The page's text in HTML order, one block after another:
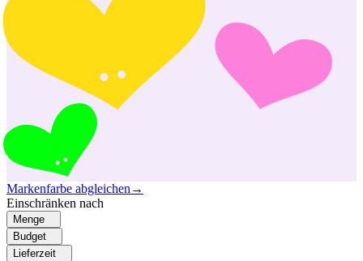
Markenfarbe abgleichen →
Einschränken nach
Menge
Budget
Lieferzeit